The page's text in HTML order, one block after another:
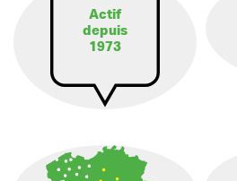
Actif
depuis
1973